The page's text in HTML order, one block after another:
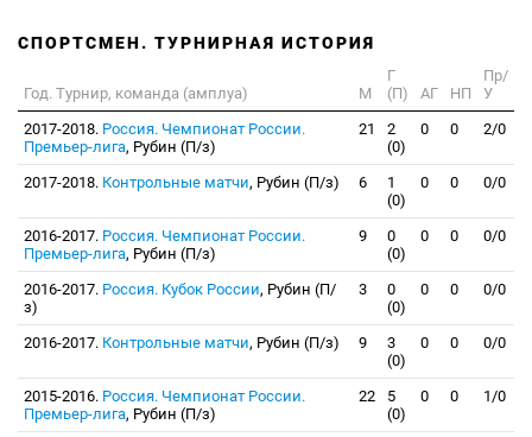
СПОРТСМЕН. ТУРНИРНАЯ ИСТОРИЯ
Год. Турнир, команда (амплуа) М
Г
(П)
АГ НП
Пр/
У
2017-2018. Россия. Чемпионат России.
Премьер-лига, Рубин (П/з)
21
2
(0)
0 0 2/0
2017-2018. Контрольные матчи, Рубин (П/з) 6
1
(0)
0 0 0/0
2016-2017. Россия. Чемпионат России.
Премьер-лига, Рубин (П/з)
9
0
(0)
0 0 0/0
2016-2017. Россия. Кубок России, Рубин (П/
з)
3
0
(0)
0 0 0/0
2016-2017. Контрольные матчи, Рубин (П/з) 9
3
(0)
0 0 0/0
2015-2016. Россия. Чемпионат России.
Премьер-лига, Рубин (П/з)
22
5
(0)
0 0 1/0